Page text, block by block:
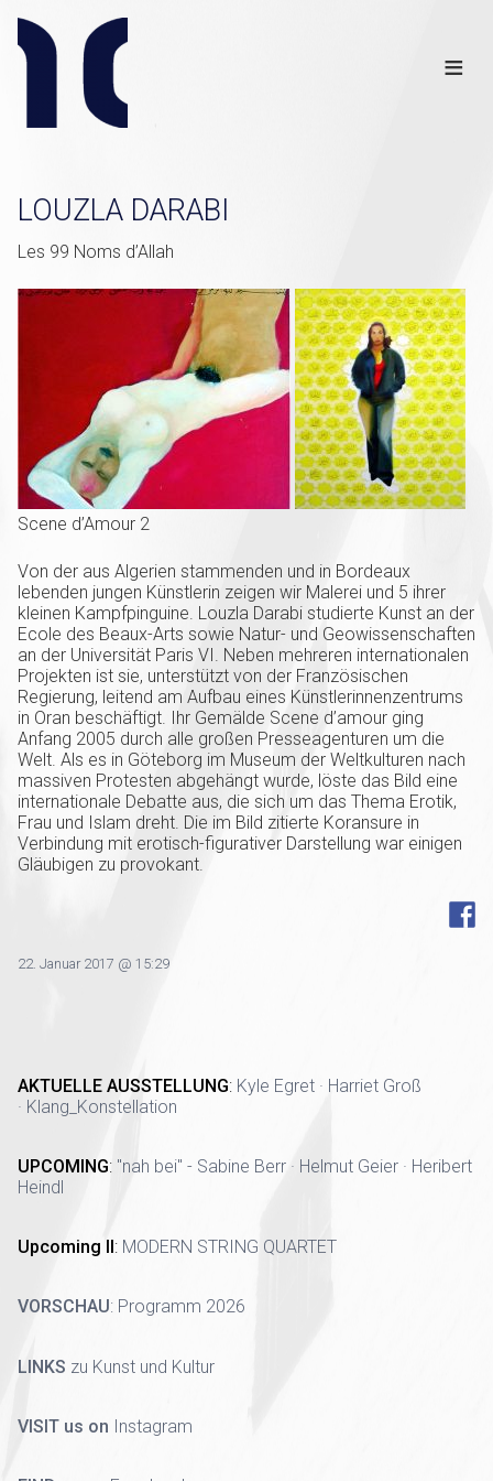
≡
LOUZLA DARABI
Les 99 Noms d’Allah
Scene d’Amour 2
Von der aus Algerien stammenden und in Bordeaux
lebenden jungen Künstlerin zeigen wir Malerei und 5 ihrer
kleinen Kampfpinguine. Louzla Darabi studierte Kunst an der
Ecole des Beaux-Arts sowie Natur- und Geowissenschaften
an der Universität Paris VI. Neben mehreren internationalen
Projekten ist sie, unterstützt von der Französischen
Regierung, leitend am Aufbau eines Künstlerinnenzentrums
in Oran beschäftigt. Ihr Gemälde Scene d’amour ging
Anfang 2005 durch alle großen Presseagenturen um die
Welt. Als es in Göteborg im Museum der Weltkulturen nach
massiven Protesten abgehängt wurde, löste das Bild eine
internationale Debatte aus, die sich um das Thema Erotik,
Frau und Islam dreht. Die im Bild zitierte Koransure in
Verbindung mit erotisch-figurativer Darstellung war einigen
Gläubigen zu provokant.
22. Januar 2017 @ 15:29
AKTUELLE AUSSTELLUNG: Kyle Egret · Harriet Groß
· Klang_Konstellation
UPCOMING: "nah bei" - Sabine Berr · Helmut Geier · Heribert
Heindl
Upcoming II : MODERN STRING QUARTET
VORSCHAU: Programm 2026
LINKS zu Kunst und Kultur
VISIT us on Instagram